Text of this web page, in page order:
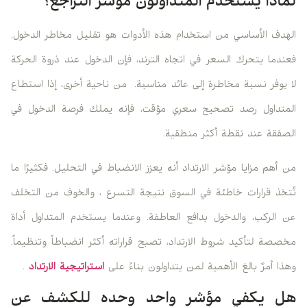
الهدف الأساسي من استخدام هذه الأدوات هو تقليل مخاطر الدخول.
فعندما يتحرك السعر في اتجاه الترند، فإن الدخول عند ذروة الحركة
لا يوفر نسبة مخاطرة إلى عائد مناسبة. من ناحية أخرى، إذا استطاع
المتداول رصد تصحيح سعري مؤقت، فإنه يملك فرصة الدخول في
الصفقة عند نقطة أكثر منطقية.
من أهم مزايا مؤشر الارتداد أنه يعزز الانضباط في التحليل. فكثيرًا ما
تُتخذ قرارات خاطئة في السوق نتيجة التسرع ، والخوف من التخلف
عن الركب، والدخول بدافع العاطفة. وعندما يستخدم المتداول أداة
مخصصة لتأكيد شروط الارتداد، تصبح قراراته أكثر انضباطاً وتنظيماً.
وهذا أمرٌ بالغ الأهمية لمن يتداولون بناءً على استراتيجية الارتداد .
هل يكفي مؤشر واحد وحده للكشف عن